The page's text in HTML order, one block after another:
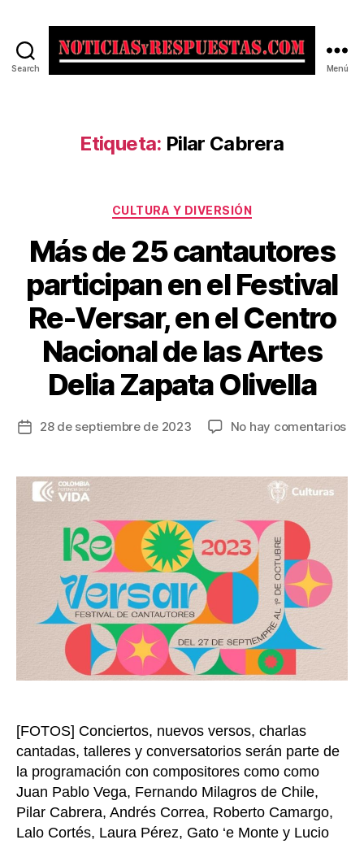
Search Menú
Etiqueta: Pilar Cabrera
Categorías
CULTURA Y DIVERSIÓN
Más de 25 cantautores
participan en el Festival
Re-Versar, en el Centro
Nacional de las Artes
Delia Zapata Olivella
Fecha
entrada
28 de septiembre de 2023 No hay comentariosen
25
[FOTOS] Conciertos, nuevos versos, charlas
cantadas, talleres y conversatorios serán parte de
la programación con compositores como como
Juan Pablo Vega, Fernando Milagros de Chile,
Pilar Cabrera, Andrés Correa, Roberto Camargo,
Lalo Cortés, Laura Pérez, Gato ‘e Monte y Lucio